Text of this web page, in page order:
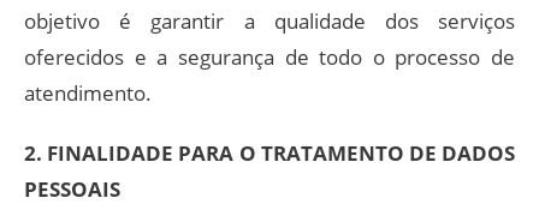
objetivo é garantir a qualidade dos serviços
oferecidos e a segurança de todo o processo de
atendimento.
2. FINALIDADE PARA O TRATAMENTO DE DADOS
PESSOAIS